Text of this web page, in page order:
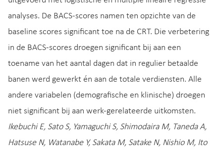
analyses. De BACS-scores namen ten opzichte van de
baseline scores significant toe na de CRT. Die verbetering
in de BACS-scores droegen significant bij aan een
toename van het aantal dagen dat in regulier betaalde
banen werd gewerkt én aan de totale verdiensten. Alle
andere variabelen (demografische en klinische) droegen
niet significant bij aan werk-gerelateerde uitkomsten.
Ikebuchi E, Sato S, Yamaguchi S, Shimodaira M, Taneda A,
Hatsuse N, Watanabe Y, Sakata M, Satake N, Nishio M, Ito